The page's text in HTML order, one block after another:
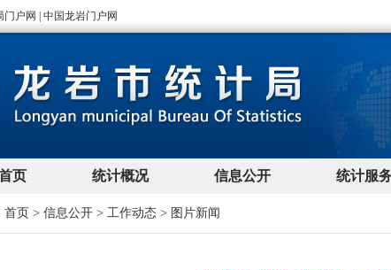
首页 > 信息公开 > 工作动态 > 图片新闻